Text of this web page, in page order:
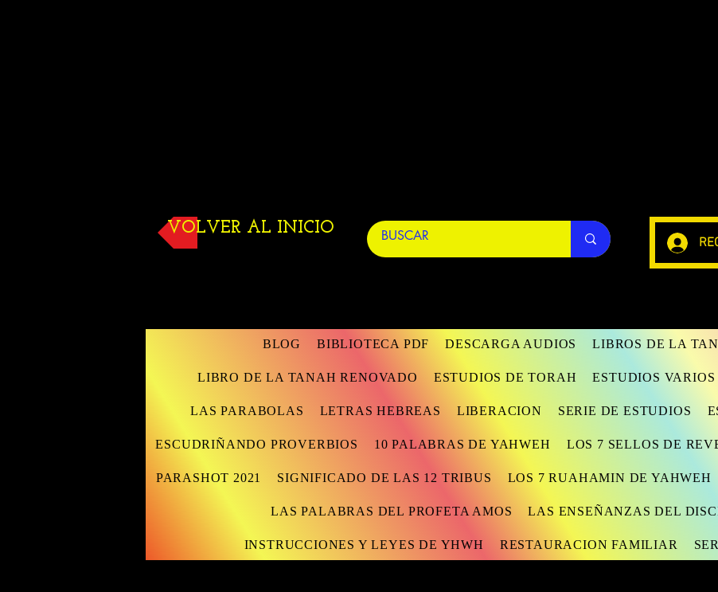
VOLVER AL INICIO
BLOG BIBLIOTECA PDF DESCARGA AUDIOS LIBROS DE LA
LIBRO DE LA TANAH RENOVADO ESTUDIOS DE TORAH ESTUDIOS VARIOS
LAS PARABOLAS LETRAS HEBREAS LIBERACION SERIE DE ESTUDIOS
ESCUDRIÑANDO PROVERBIOS 10 PALABRAS DE YAHWEH LOS 7 SELLOS DE
PARASHOT 2021 SIGNIFICADO DE LAS 12 TRIBUS LOS 7 RUAHAMIN DE YAHWEH
LAS PALABRAS DEL PROFETA AMOS LAS ENSEÑANZAS DEL
INSTRUCCIONES Y LEYES DE YHWH RESTAURACION FAMILIAR